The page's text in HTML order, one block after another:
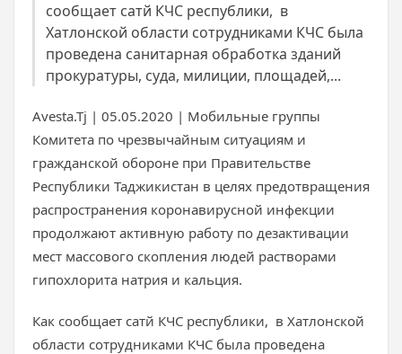
сообщает сатй КЧС республики, в
Хатлонской области сотрудниками КЧС была
проведена санитарная обработка зданий
прокуратуры, суда, милиции, площадей,...
Avesta.Tj | 05.05.2020 | Мобильные группы
Комитета по чрезвычайным ситуациям и
гражданской обороне при Правительстве
Республики Таджикистан в целях предотвращения
распространения коронавирусной инфекции
продолжают активную работу по дезактивации
мест массового скопления людей растворами
гипохлорита натрия и кальция.
Как сообщает сатй КЧС республики, в Хатлонской
области сотрудниками КЧС была проведена